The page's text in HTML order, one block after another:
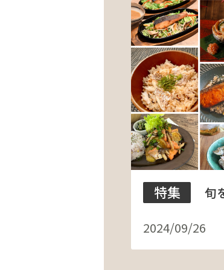
特集
旬
2024/09/26